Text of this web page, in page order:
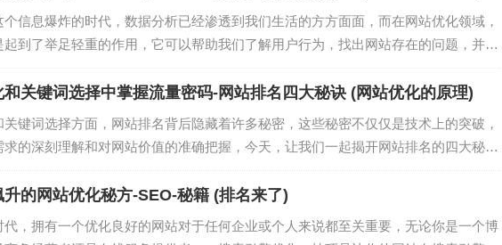
据分析)
个信息爆炸的时代，数据分析已经渗透到我们生活的方方面面，而在网站优化领域，
起到了举足轻重的作用，它可以帮助我们了解用户行为，找出网站存在的问题，并为
支持，那么，如何…
和关键词选择中掌握流量密码-网站排名四大秘诀 (网站优化的原理)
键词选择方面，网站排名背后隐藏着许多秘密，这些秘密不仅仅是技术上的突破，
求的深刻理解和对网站价值的准确把握，今天，让我们一起揭开网站排名的四大秘
搜索引擎的世界，一…
的网站优化秘方-SEO-秘籍 (排名来了)
代，拥有一个优化良好的网站对于任何企业或个人来说都至关重要，无论你是一个博